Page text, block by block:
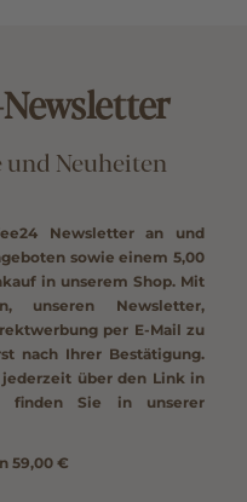
Neuheiten
Newsletter an und
sowie einem 5,00
in unserem Shop. Mit
unseren Newsletter,
per E-Mail zu
nach Ihrer Bestätigung.
über den Link in
finden Sie in unserer
59,00 €